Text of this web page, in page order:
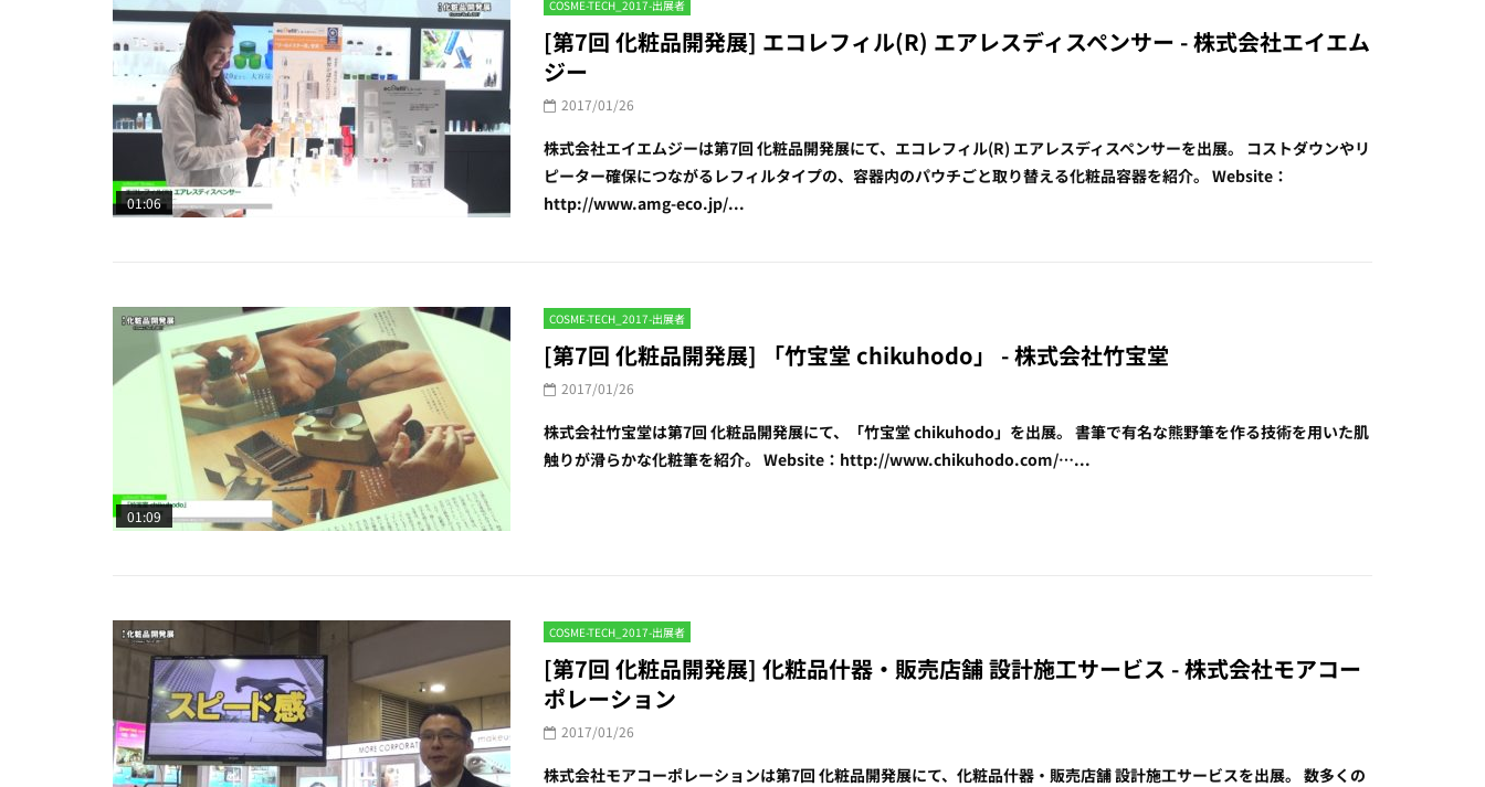
01:06
COSME-TECH_2017-出展者
[第7回 化粧品開発展] エコレフィル(R) エアレスディスペンサー - 株式会社エイエム
ジー
2017/01/26
株式会社エイエムジーは第7回 化粧品開発展にて、エコレフィル(R) エアレスディスペンサーを出展。 コストダウンやリ
ピーター確保につながるレフィルタイプの、容器内のパウチごと取り替える化粧品容器を紹介。 Website：
http://www.amg-eco.jp/...
01:09
COSME-TECH_2017-出展者
[第7回 化粧品開発展] 「竹宝堂 chikuhodo」 - 株式会社竹宝堂
2017/01/26
株式会社竹宝堂は第7回 化粧品開発展にて、「竹宝堂 chikuhodo」を出展。 書筆で有名な熊野筆を作る技術を用いた肌
触りが滑らかな化粧筆を紹介。 Website：http://www.chikuhodo.com/…...
COSME-TECH_2017-出展者
[第7回 化粧品開発展] 化粧品什器・販売店舗 設計施工サービス - 株式会社モアコー
ポレーション
2017/01/26
株式会社モアコーポレーションは第7回 化粧品開発展にて、化粧品什器・販売店舗 設計施工サービスを出展。 数多くの